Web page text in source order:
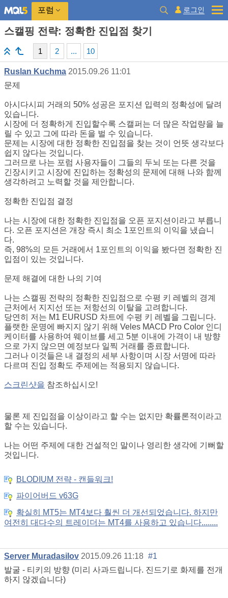
포럼 로그인
스캘핑 전략: 정확한 진입점 찾기
1 2 ... 10
Ruslan Kuchma 2015.09.26 11:01
문제
아시다시피 거래의 50% 성공은 포지션 입력의 정확성에 달려
있습니다.
시장에 더 정확하게 진입할수록 스캘퍼는 더 많은 작업량을 늘
릴 수 있고 그에 따라 돈을 벌 수 있습니다.
문제는 시장에 대한 정확한 진입점을 찾는 것이 언뜻 생각보다
쉽지 않다는 것입니다.
그러므로 나는 포럼 사용자들이 그들의 두뇌 또는 다른 것을
긴장시키고 시장에 진입하는 정확성의 문제에 대해 나와 함께
생각하려고 노력할 것을 제안합니다.
정확한 진입점 결정
나는 시장에 대한 정확한 진입점을 오픈 포지션이라고 부릅니
다. 오픈 포지션은 개장 즉시 최소 1포인트의 이익을 냈습니
다.
즉, 98%의 모든 거래에서 1포인트의 이익을 봤다면 정확한 진
입점이 있는 것입니다.
문제 해결에 대한 나의 기여
나는 스캘핑 전략의 정확한 진입점으로 수평 키 레벨의 경계
근처에서 지지선 또는 저항선의 이탈을 고려합니다.
당연히 저는 M1 EURUSD 차트에 수평 키 레벨을 그립니다.
플랫한 운명에 빠지지 않기 위해 Veles MACD Pro Color 인디
케이터를 사용하여 웨이브를 세고 5분 이내에 가격이 내 방향
으로 가지 않으면 예정보다 일찍 거래를 종료합니다.
그러나 이것들은 내 결정의 세부 사항이며 시장 서명에 따라
다르며 진입 정확도 주제에는 적용되지 않습니다.
스크린샷을 참조하십시오!
물론 제 진입점을 이상이라고 할 수는 없지만 확률론적이라고
할 수는 있습니다.
나는 어떤 주제에 대한 건설적인 말이나 영리한 생각에 기뻐할
것입니다.
BLODIUM 전략 - 캔들워크!
파이어버드 v63G
확실히 MT5는 MT4보다 훨씬 더 개선되었습니다. 하지만
여전히 대다수의 트레이더는 MT4를 사용하고 있습니다........
Server Muradasilov 2015.09.26 11:18 #1
발굴 - 티키의 방향 (미리 사과드립니다. 진드기로 화제를 전개
하지 않겠습니다)